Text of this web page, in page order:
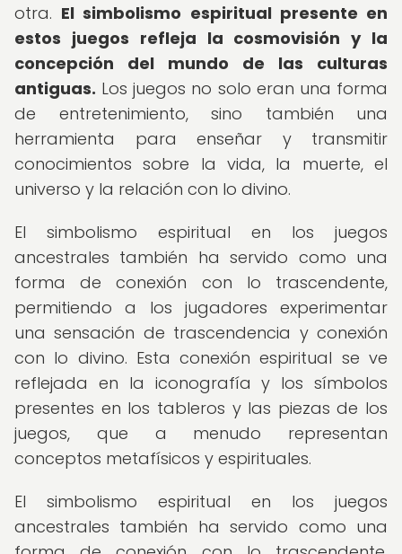
otra. El simbolismo espiritual presente en
estos juegos refleja la cosmovisión y la
concepción del mundo de las culturas
antiguas. Los juegos no solo eran una forma
de entretenimiento, sino también una
herramienta para enseñar y transmitir
conocimientos sobre la vida, la muerte, el
universo y la relación con lo divino.
El simbolismo espiritual en los juegos
ancestrales también ha servido como una
forma de conexión con lo trascendente,
permitiendo a los jugadores experimentar
una sensación de trascendencia y conexión
con lo divino. Esta conexión espiritual se ve
reflejada en la iconografía y los símbolos
presentes en los tableros y las piezas de los
juegos, que a menudo representan
conceptos metafísicos y espirituales.
El simbolismo espiritual en los juegos
ancestrales también ha servido como una